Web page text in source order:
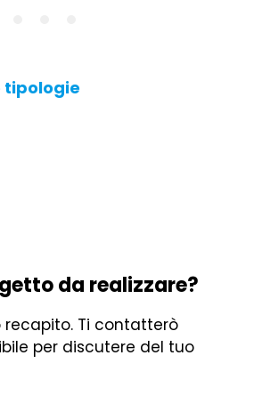
tipologie
da realizzare?
recapito. Ti contatterò
per discutere del tuo